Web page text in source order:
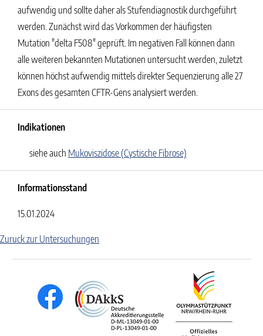
aufwendig und sollte daher als Stufendiagnostik durchgeführt
werden. Zunächst wird das Vorkommen der häufigsten
Mutation "delta F508" geprüft. Im negativen Fall können dann
alle weiteren bekannten Mutationen untersucht werden, zuletzt
können höchst aufwendig mittels direkter Sequenzierung alle 27
Exons des gesamten CFTR-Gens analysiert werden.
Indikationen
siehe auch Mukoviszidose (Cystische Fibrose)
Informationsstand
15.01.2024
Zuruck zur Untersuchungen